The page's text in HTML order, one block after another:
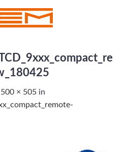
500 × 505 in